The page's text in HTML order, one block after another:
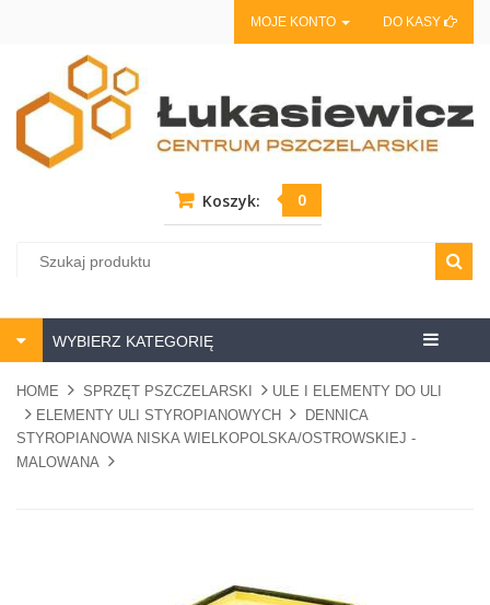
MOJE KONTO DO KASY
Koszyk: 0
Centrum
WYBIERZ KATEGORIĘ
HOME SPRZĘT PSZCZELARSKI
ULE I ELEMENTY DO ULI
ELEMENTY ULI STYROPIANOWYCH
DENNICA
STYROPIANOWA NISKA WIELKOPOLSKA/OSTROWSKIEJ -
MALOWANA